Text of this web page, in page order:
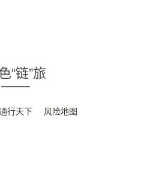
“链”旅
行天下 风险地图